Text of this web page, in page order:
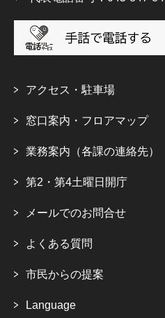
アクセス・駐車場
窓口案内・フロアマップ
業務案内（各課の連絡先）
第2・第4土曜日開庁
メールでのお問合せ
よくある質問
市民からの提案
Language